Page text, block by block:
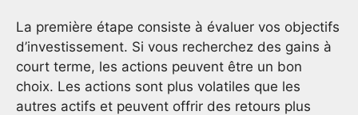
La première étape consiste à évaluer vos objectifs
d’investissement. Si vous recherchez des gains à
court terme, les actions peuvent être un bon
choix. Les actions sont plus volatiles que les
autres actifs et peuvent offrir des retours plus